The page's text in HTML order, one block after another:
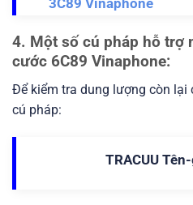
3C89 Vinaphone
4. Một số cú pháp hỗ trợ
cước 6C89 Vinaphone:
Để kiểm tra dung lượng còn lại
cú pháp:
TRACUU